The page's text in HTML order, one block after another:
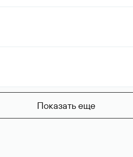
Показать еще